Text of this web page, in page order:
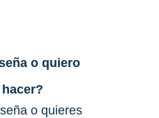
o quiero
o quieres